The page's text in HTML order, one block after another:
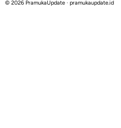
© 2026 PramukaUpdate · pramukaupdate.id